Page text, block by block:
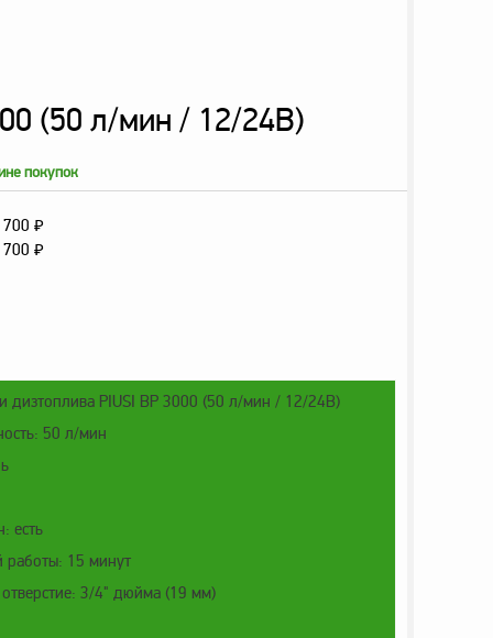
(50 л/мин / 12/24В)
покупок
₽
₽
дизтоплива PIUSI BP 3000 (50 л/мин / 12/24В)
50 л/мин
есть
работы: 15 минут
3/4" дюйма (19 мм)